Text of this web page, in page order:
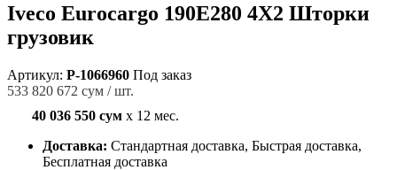
Iveco Eurocargo 190E280 4X2 Шторки
грузовик
Артикул: P-1066960 Под заказ
533 820 672 сум / шт.
40 036 550 сум x 12 мес.
Доставка: Стандартная доставка, Быстрая доставка,
Бесплатная доставка